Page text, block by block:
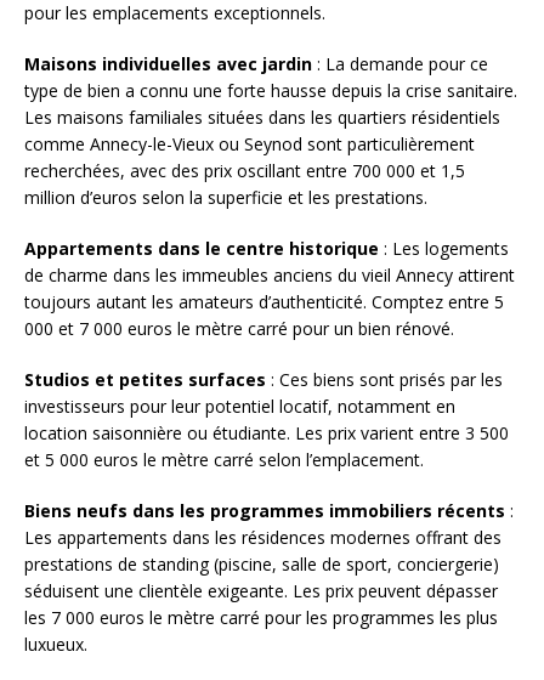
pour les emplacements exceptionnels.
Maisons individuelles avec jardin : La demande pour ce
type de bien a connu une forte hausse depuis la crise sanitaire.
Les maisons familiales situées dans les quartiers résidentiels
comme Annecy-le-Vieux ou Seynod sont particulièrement
recherchées, avec des prix oscillant entre 700 000 et 1,5
million d’euros selon la superficie et les prestations.
Appartements dans le centre historique : Les logements
de charme dans les immeubles anciens du vieil Annecy attirent
toujours autant les amateurs d’authenticité. Comptez entre 5
000 et 7 000 euros le mètre carré pour un bien rénové.
Studios et petites surfaces : Ces biens sont prisés par les
investisseurs pour leur potentiel locatif, notamment en
location saisonnière ou étudiante. Les prix varient entre 3 500
et 5 000 euros le mètre carré selon l’emplacement.
Biens neufs dans les programmes immobiliers récents :
Les appartements dans les résidences modernes offrant des
prestations de standing (piscine, salle de sport, conciergerie)
séduisent une clientèle exigeante. Les prix peuvent dépasser
les 7 000 euros le mètre carré pour les programmes les plus
luxueux.